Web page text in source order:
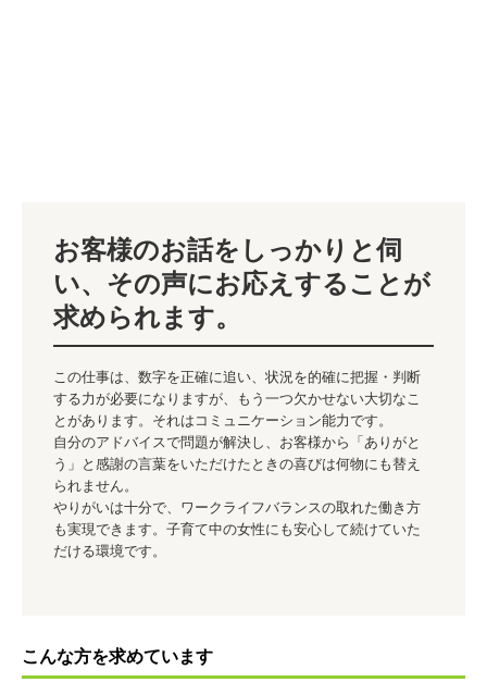
お客様のお話をしっかりと伺
い、その声にお応えすることが
求められます。
この仕事は、数字を正確に追い、状況を的確に把握・判断
する力が必要になりますが、もう一つ欠かせない大切なこ
とがあります。それはコミュニケーション能力です。
自分のアドバイスで問題が解決し、お客様から「ありがと
う」と感謝の言葉をいただけたときの喜びは何物にも替え
られません。
やりがいは十分で、ワークライフバランスの取れた働き方
も実現できます。子育て中の女性にも安心して続けていた
だける環境です。
こんな方を求めています